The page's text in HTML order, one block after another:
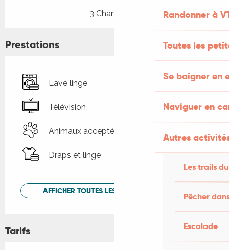
Randonner à
Toutes les
Se baigner en
Naviguer en
Autres
Les trails
Pêcher
Escalade
3 Chambre(s)
Prestations
Lave linge
Télévision
Animaux acceptés
Draps et linge
AFFICHER TOUTES LES PRESTATIONS
Tarifs